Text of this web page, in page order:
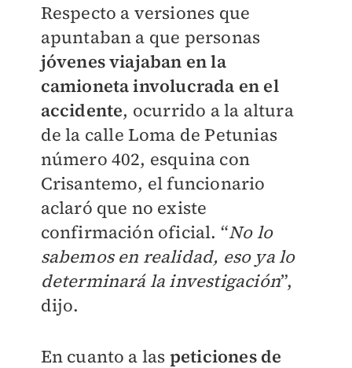
Respecto a versiones que
apuntaban a que personas
jóvenes viajaban en la
camioneta involucrada en el
accidente, ocurrido a la altura
de la calle Loma de Petunias
número 402, esquina con
Crisantemo, el funcionario
aclaró que no existe
confirmación oficial. “No lo
sabemos en realidad, eso ya lo
determinará la investigación”,
dijo.
En cuanto a las peticiones de